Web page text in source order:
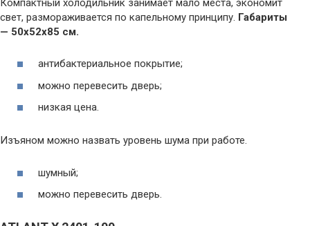
Компактный холодильник занимает мало места, экономит
свет, размораживается по капельному принципу. Габариты
— 50x52x85 см.
антибактериальное покрытие;
можно перевесить дверь;
низкая цена.
Изъяном можно назвать уровень шума при работе.
шумный;
можно перевесить дверь.